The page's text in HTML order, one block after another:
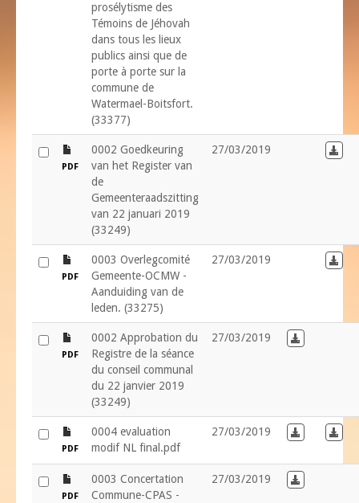
prosélytisme des
Témoins de Jéhovah
dans tous les lieux
publics ainsi que de
porte à porte sur la
commune de
Watermael-Boitsfort.
(33377)
PDF
0002 Goedkeuring
van het Register van
de
Gemeenteraadszitting
van 22 januari 2019
(33249)
27/03/2019
PDF
0003 Overlegcomité
Gemeente-OCMW -
Aanduiding van de
leden. (33275)
27/03/2019
PDF
0002 Approbation du
Registre de la séance
du conseil communal
du 22 janvier 2019
(33249)
27/03/2019 Download in
PDF
0004 evaluation
modif NL final.pdf
27/03/2019 Download in
PDF
0003 Concertation
Commune-CPAS -
27/03/2019 Download in